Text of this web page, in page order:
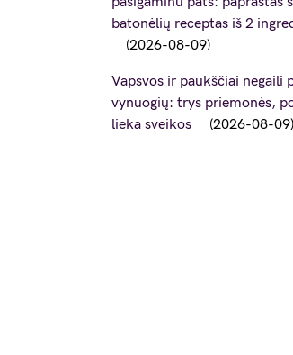
batonėlių receptas iš 2
2026-08-09
Vapsvos ir paukščiai negaili
vynuogių: trys priemonės,
lieka sveikos
2026-08-09